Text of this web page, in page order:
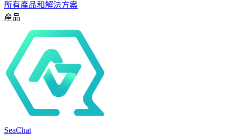
所有產品和解決方案
產品
SeaChat